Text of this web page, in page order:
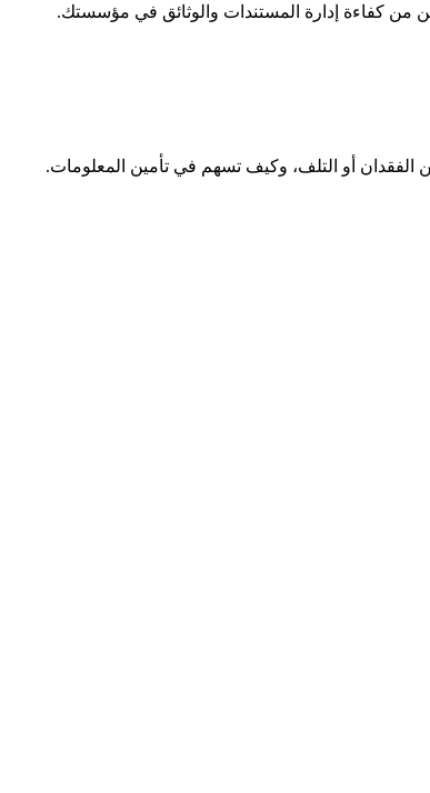
من كفاءة إدارة المستندات والوثائق في مؤسستك.
الفقدان أو التلف، وكيف تسهم في تأمين المعلومات.